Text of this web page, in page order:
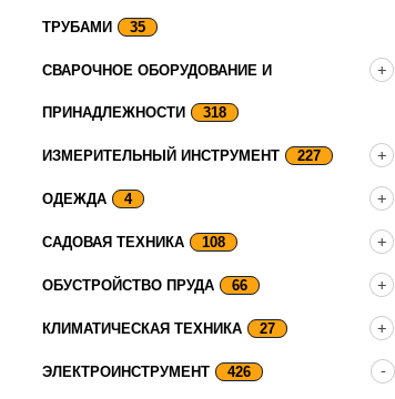
ТРУБАМИ 35
СВАРОЧНОЕ ОБОРУДОВАНИЕ И
ПРИНАДЛЕЖНОСТИ 318
ИЗМЕРИТЕЛЬНЫЙ ИНСТРУМЕНТ 227
ОДЕЖДА 4
САДОВАЯ ТЕХНИКА 108
ОБУСТРОЙСТВО ПРУДА 66
КЛИМАТИЧЕСКАЯ ТЕХНИКА 27
ЭЛЕКТРОИНСТРУМЕНТ 426